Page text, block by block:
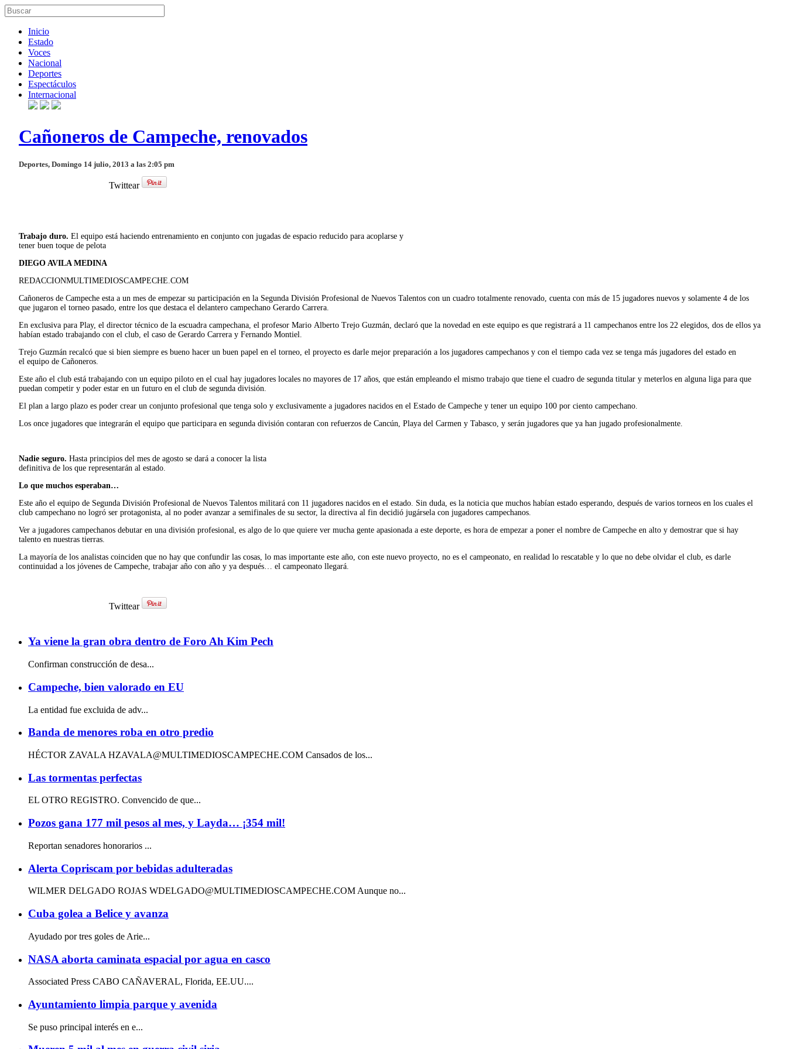
Inicio
Estado
Voces
Nacional
Deportes
Espectáculos
Internacional
Cañoneros de Campeche, renovados
Deportes, Domingo 14 julio, 2013 a las 2:05 pm
Twittear
Trabajo duro. El equipo está haciendo entrenamiento en conjunto con jugadas de espacio reducido para acoplarse y
tener buen toque de pelota
DIEGO AVILA MEDINA
REDACCIONMULTIMEDIOSCAMPECHE.COM
Cañoneros de Campeche esta a un mes de empezar su participación en la Segunda División Profesional de Nuevos Talentos con un cuadro totalmente renovado, cuenta con más de 15 jugadores nuevos y solamente 4 de los
que jugaron el torneo pasado, entre los que destaca el delantero campechano Gerardo Carrera.
En exclusiva para Play, el director técnico de la escuadra campechana, el profesor Mario Alberto Trejo Guzmán, declaró que la novedad en este equipo es que registrará a 11 campechanos entre los 22 elegidos, dos de ellos ya
habían estado trabajando con el club, el caso de Gerardo Carrera y Fernando Montiel.
Trejo Guzmán recalcó que si bien siempre es bueno hacer un buen papel en el torneo, el proyecto es darle mejor preparación a los jugadores campechanos y con el tiempo cada vez se tenga más jugadores del estado en
el equipo de Cañoneros.
Este año el club está trabajando con un equipo piloto en el cual hay jugadores locales no mayores de 17 años, que están empleando el mismo trabajo que tiene el cuadro de segunda titular y meterlos en alguna liga para que
puedan competir y poder estar en un futuro en el club de segunda división.
El plan a largo plazo es poder crear un conjunto profesional que tenga solo y exclusivamente a jugadores nacidos en el Estado de Campeche y tener un equipo 100 por ciento campechano.
Los once jugadores que integrarán el equipo que participara en segunda división contaran con refuerzos de Cancún, Playa del Carmen y Tabasco, y serán jugadores que ya han jugado profesionalmente.
Nadie seguro. Hasta principios del mes de agosto se dará a conocer la lista
definitiva de los que representarán al estado.
Lo que muchos esperaban…
Este año el equipo de Segunda División Profesional de Nuevos Talentos militará con 11 jugadores nacidos en el estado. Sin duda, es la noticia que muchos habían estado esperando, después de varios torneos en los cuales el
club campechano no logró ser protagonista, al no poder avanzar a semifinales de su sector, la directiva al fin decidió jugársela con jugadores campechanos.
Ver a jugadores campechanos debutar en una división profesional, es algo de lo que quiere ver mucha gente apasionada a este deporte, es hora de empezar a poner el nombre de Campeche en alto y demostrar que si hay
talento en nuestras tierras.
La mayoría de los analistas coinciden que no hay que confundir las cosas, lo mas importante este año, con este nuevo proyecto, no es el campeonato, en realidad lo rescatable y lo que no debe olvidar el club, es darle
continuidad a los jóvenes de Campeche, trabajar año con año y ya después… el campeonato llegará.
Twittear
Ya viene la gran obra dentro de Foro Ah Kim Pech
Confirman construcción de desa...
Campeche, bien valorado en EU
La entidad fue excluida de adv...
Banda de menores roba en otro predio
HÉCTOR ZAVALA HZAVALA@MULTIMEDIOSCAMPECHE.COM Cansados de los...
Las tormentas perfectas
EL OTRO REGISTRO. Convencido de que...
Pozos gana 177 mil pesos al mes, y Layda… ¡354 mil!
Reportan senadores honorarios ...
Alerta Copriscam por bebidas adulteradas
WILMER DELGADO ROJAS WDELGADO@MULTIMEDIOSCAMPECHE.COM Aunque no...
Cuba golea a Belice y avanza
Ayudado por tres goles de Arie...
NASA aborta caminata espacial por agua en casco
Associated Press CABO CAÑAVERAL, Florida, EE.UU....
Ayuntamiento limpia parque y avenida
Se puso principal interés en e...